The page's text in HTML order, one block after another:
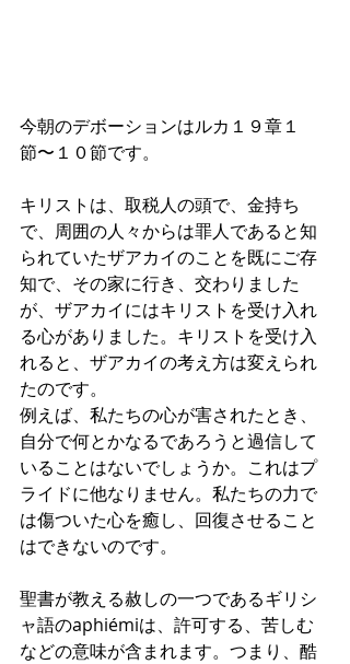
今朝のデボーションはルカ１９章１
節〜１０節です。
キリストは、取税人の頭で、金持ち
で、周囲の人々からは罪人であると知
られていたザアカイのことを既にご存
知で、その家に行き、交わりました
が、ザアカイにはキリストを受け入れ
る心がありました。キリストを受け入
れると、ザアカイの考え方は変えられ
たのです。
例えば、私たちの心が害されたとき、
自分で何とかなるであろうと過信して
いることはないでしょうか。これはプ
ライドに他なりません。私たちの力で
は傷ついた心を癒し、回復させること
はできないのです。
聖書が教える赦しの一つであるギリシ
ャ語のaphiémiは、許可する、苦しむ
などの意味が含まれます。つまり、酷